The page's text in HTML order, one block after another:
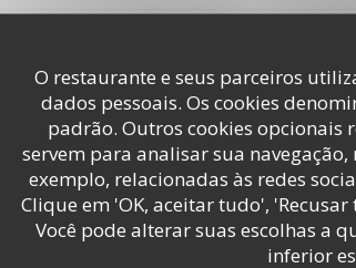
O restaurante e seus parceiros
dados pessoais. Os cookies
padrão. Outros cookies opcionais
servem para analisar sua
exemplo, relacionadas às redes
Clique em 'OK, aceitar tudo',
Você pode alterar suas escolhas a
inferior